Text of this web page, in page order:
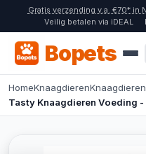
Gratis verzending v.a. €70* in
Veilig betalen via iDEAL
Bopets
HomeKnaagdieren
Tasty Knaagdieren Voeding -